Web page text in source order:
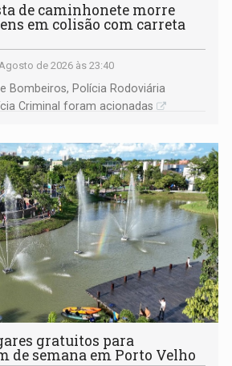
de caminhonete morre
em colisão com carreta
de 2026 às 23:40
Bombeiros, Polícia Rodoviária
Criminal foram acionadas
gratuitos para
de semana em Porto Velho